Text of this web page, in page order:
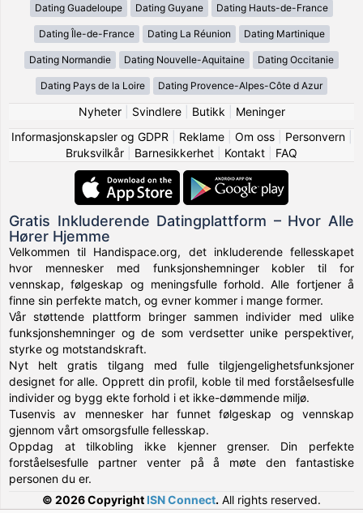
Dating Guadeloupe Dating Guyane Dating Hauts-de-France
Dating Île-de-France Dating La Réunion Dating Martinique
Dating Normandie Dating Nouvelle-Aquitaine Dating Occitanie
Dating Pays de la Loire Dating Provence-Alpes-Côte d Azur
Nyheter| Svindlere| Butikk
Meninger
Informasjonskapsler og GDPR
Reklame| Om oss| Personvern|
Bruksvilkår
Barnesikkerhet Kontakt FAQ
Gratis Inkluderende Datingplattform – Hvor Alle
Hører Hjemme
Velkommen til Handispace.org, det inkluderende fellesskapet
hvor mennesker med funksjonshemninger kobler til for
vennskap, følgeskap og meningsfulle forhold. Alle fortjener å
finne sin perfekte match, og evner kommer i mange former.
Vår støttende plattform bringer sammen individer med ulike
funksjonshemninger og de som verdsetter unike perspektiver,
styrke og motstandskraft.
Nyt helt gratis tilgang med fulle tilgjengelighetsfunksjoner
designet for alle. Opprett din profil, koble til med forståelsesfulle
individer og bygg ekte forhold i et ikke-dømmende miljø.
Tusenvis av mennesker har funnet følgeskap og vennskap
gjennom vårt omsorgsfulle fellesskap.
Oppdag at tilkobling ikke kjenner grenser. Din perfekte
forståelsesfulle partner venter på å møte den fantastiske
personen du er.
© 2026 Copyright ISN Connect. All rights reserved.